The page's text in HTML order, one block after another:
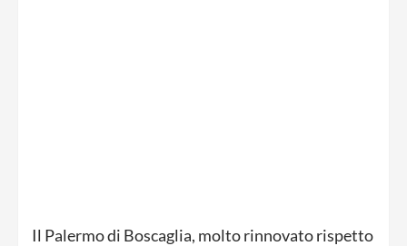
Il Palermo di Boscaglia, molto rinnovato rispetto